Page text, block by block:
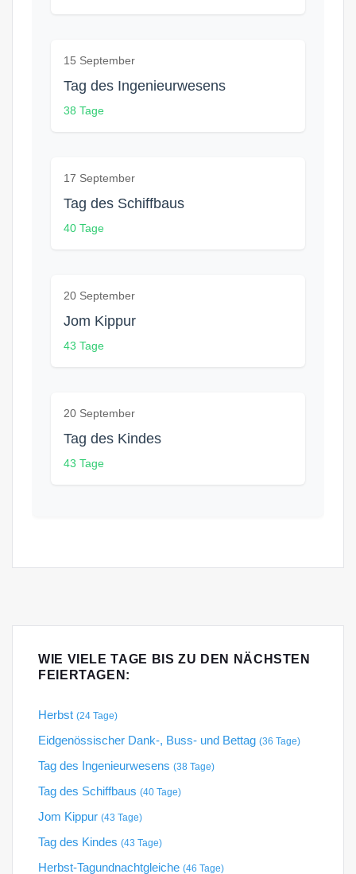
15 September
Tag des Ingenieurwesens
38 Tage
17 September
Tag des Schiffbaus
40 Tage
20 September
Jom Kippur
43 Tage
20 September
Tag des Kindes
43 Tage
WIE VIELE TAGE BIS ZU DEN NÄCHSTEN
FEIERTAGEN:
Herbst (24 Tage)
Eidgenössischer Dank-, Buss- und Bettag (36 Tage)
Tag des Ingenieurwesens (38 Tage)
Tag des Schiffbaus (40 Tage)
Jom Kippur (43 Tage)
Tag des Kindes (43 Tage)
Herbst-Tagundnachtgleiche (46 Tage)